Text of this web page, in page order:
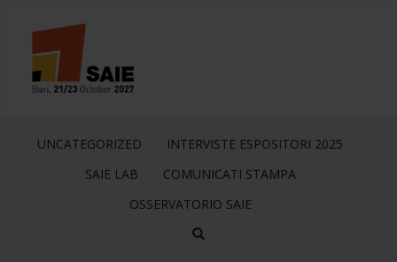
UNCATEGORIZED
INTERVISTE ESPOSITORI 2025
SAIE LAB
COMUNICATI STAMPA
OSSERVATORIO SAIE